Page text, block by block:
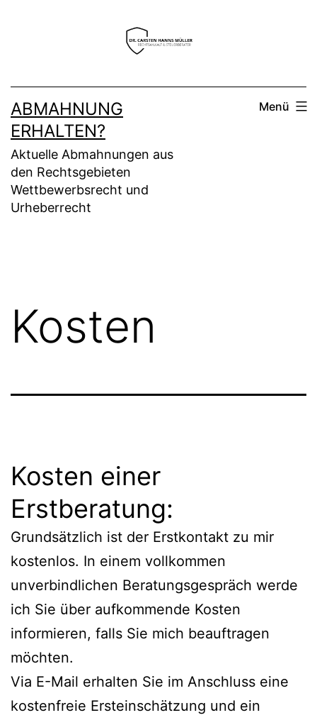
ABMAHNUNG
ERHALTEN?
Aktuelle Abmahnungen aus
den Rechtsgebieten
Wettbewerbsrecht und
Urheberrecht
Menü
Kosten
Kosten einer
Erstberatung:
Grundsätzlich ist der Erstkontakt zu mir
kostenlos. In einem vollkommen
unverbindlichen Beratungsgespräch werde
ich Sie über aufkommende Kosten
informieren, falls Sie mich beauftragen
möchten.
Via E-Mail erhalten Sie im Anschluss eine
kostenfreie Ersteinschätzung und ein